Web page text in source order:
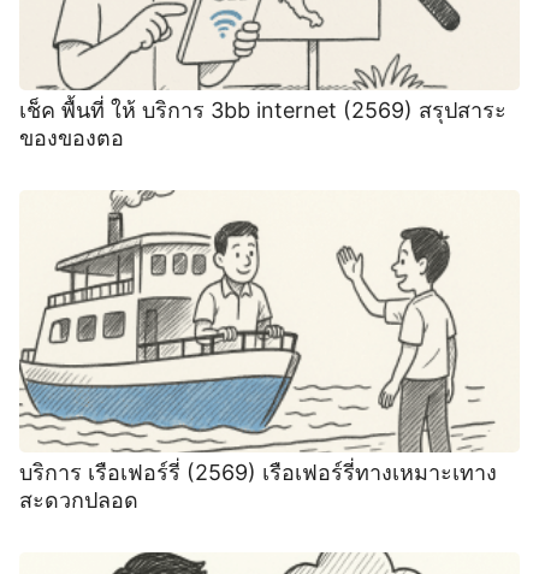
เช็ค พื้นที่ ให้ บริการ 3bb internet (2569) สรุปสาระ
ของของตอ
บริการ เรือเฟอร์รี่ (2569) เรือเฟอร์รี่ทางเหมาะเทาง
สะดวกปลอด